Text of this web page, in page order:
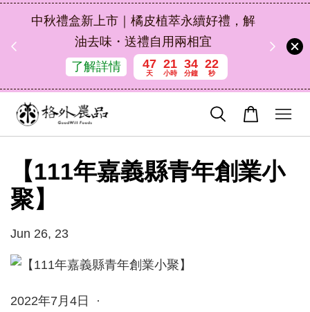
中秋禮盒新上市｜橘皮植萃永續好禮，解
油去味・送禮自用兩相宜
了解詳情
47
天
21
小時
34
分鐘
22
秒
【111年嘉義縣青年創業小
聚】
Jun 26, 23
2022年7月4日 ·